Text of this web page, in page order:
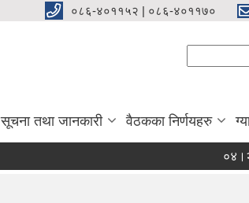
०८६-४०११५२ | ०८६-४०११७०
सूचना तथा जानकारी वैठकका निर्णयहरु
०४।२०